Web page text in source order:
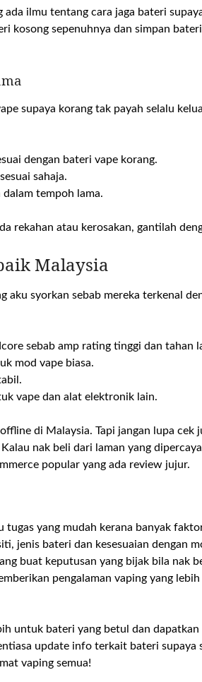
ada ilmu tentang cara jaga bateri
kosong sepenuhnya dan simpan
supaya korang tak payah selalu
dengan bateri vape korang.
sahaja.
tempoh lama.
rekahan atau kerosakan, gantilah
Malaysia
aku syorkan sebab mereka terkenal
sebab amp rating tinggi dan tahan
mod vape biasa.
vape dan alat elektronik lain.
di Malaysia. Tapi jangan lupa cek
nak beli dari laman yang
popular yang ada review jujur.
tugas yang mudah kerana banyak
jenis bateri dan kesesuaian dengan
buat keputusan yang bijak bila nak
pengalaman vaping yang
untuk bateri yang betul dan dapatkan
update info terkait bateri supaya
vaping semua!